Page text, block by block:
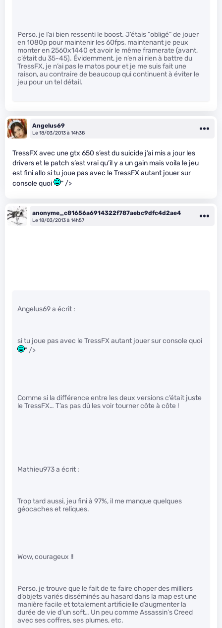
Perso, je l’ai bien ressenti le boost. J’étais “obligé” de jouer
en 1080p pour maintenir les 60fps, maintenant je peux
monter en 2560x1440 et avoir le même framerate (avant,
c’était du 35-45). Évidemment, je n’en ai rien à battre du
TressFX, je n’ai pas le matos pour et je me suis fait une
raison, au contraire de beaucoup qui continuent à éviter le
jeu pour un tel détail.
Angelus69
Le 18/03/2013 à 14h38
TressFX avec une gtx 650 s’est du suicide j’ai mis a jour les
drivers et le patch s’est vrai qu’il y a un gain mais voila le jeu
est fini allo si tu joue pas avec le TressFX autant jouer sur
console quoi
" />
anonyme_c81656a6914322f787aebc9dfc4d2ae4
Le 18/03/2013 à 14h57
Angelus69 a écrit :
si tu joue pas avec le TressFX autant jouer sur console quoi
" />
Comme si la différence entre les deux versions c’était juste
le TressFX… T’as pas dû les voir tourner côte à côte !
Mathieu973 a écrit :
Trop tard aussi, jeu fini à 97%, il me manque quelques
géocaches et reliques.
Wow, courageux !!
Perso, je trouve que le fait de te faire choper des milliers
d’objets variés disséminés au hasard dans la map est une
manière facile et totalement artificielle d’augmenter la
durée de vie d’un soft… Un peu comme Assassin’s Creed
avec ses coffres, ses plumes, etc.